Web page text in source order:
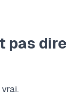
pas dire
vrai.